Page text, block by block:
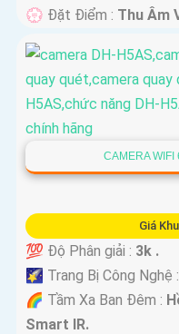
️💮 Đặt Điểm : Thu Âm
CAMERA
Giá
💯 Độ Phân giải : 3k .
🌠 Trang Bị Công Nghệ :
🌈 Tầm Xa Ban Đêm :
Smart IR.